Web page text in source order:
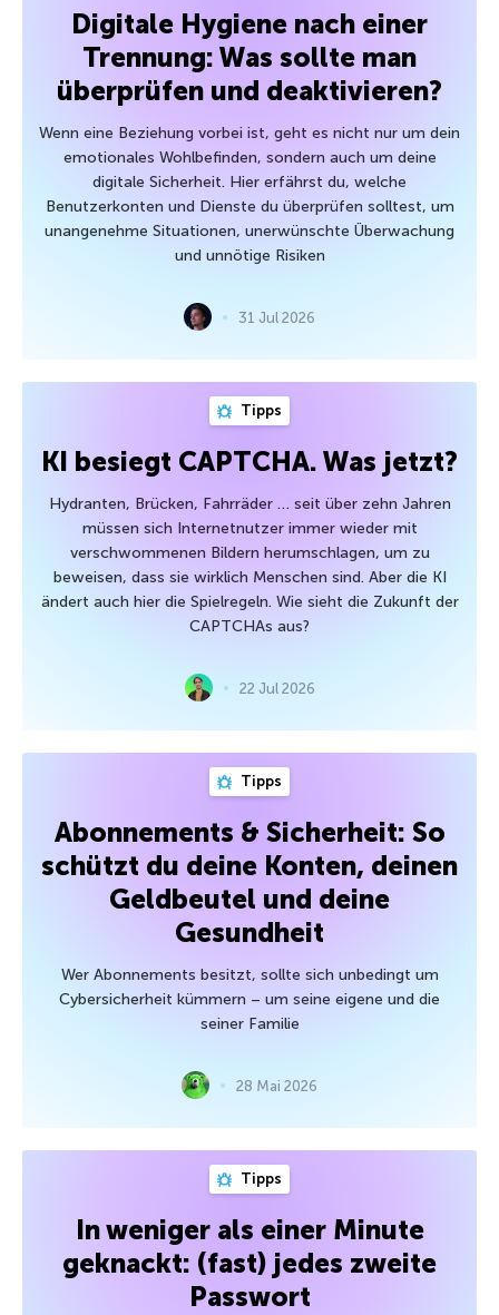
Digitale Hygiene nach einer
Trennung: Was sollte man
überprüfen und deaktivieren?
Wenn eine Beziehung vorbei ist, geht es nicht nur um dein
emotionales Wohlbefinden, sondern auch um deine
digitale Sicherheit. Hier erfährst du, welche
Benutzerkonten und Dienste du überprüfen solltest, um
unangenehme Situationen, unerwünschte Überwachung
und unnötige Risiken
31 Jul 2026
Tipps
KI besiegt CAPTCHA. Was jetzt?
Hydranten, Brücken, Fahrräder … seit über zehn Jahren
müssen sich Internetnutzer immer wieder mit
verschwommenen Bildern herumschlagen, um zu
beweisen, dass sie wirklich Menschen sind. Aber die KI
ändert auch hier die Spielregeln. Wie sieht die Zukunft der
CAPTCHAs aus?
22 Jul 2026
Tipps
Abonnements & Sicherheit: So
schützt du deine Konten, deinen
Geldbeutel und deine
Gesundheit
Wer Abonnements besitzt, sollte sich unbedingt um
Cybersicherheit kümmern – um seine eigene und die
seiner Familie
28 Mai 2026
Tipps
In weniger als einer Minute
geknackt: (fast) jedes zweite
Passwort